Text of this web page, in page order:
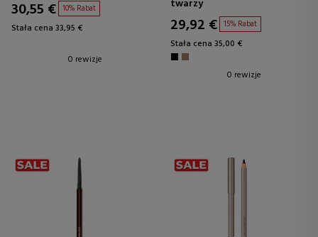
30,55 € 10% Rabat
Stała cena 33,95 €
0 rewizje
twarzy
29,92 € 15% Rabat
Stała cena 35,00 €
0 rewizje